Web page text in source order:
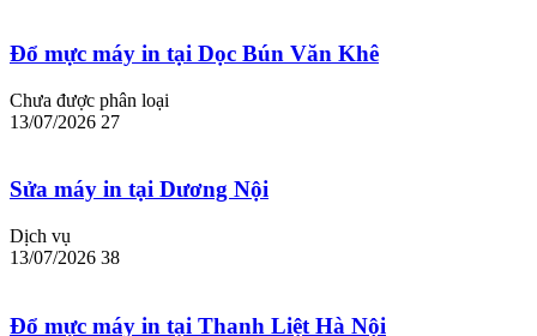
Đổ mực máy in tại Dọc Bún Văn Khê
Chưa được phân loại
13/07/2026 27
Sửa máy in tại Dương Nội
Dịch vụ
13/07/2026 38
Đổ mực máy in tại Thanh Liệt Hà Nội